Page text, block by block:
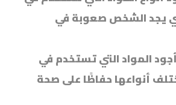
يجد الشخص صعوبة في
المواد التي تستخدم في
أنواعها حفاظًا على صحة